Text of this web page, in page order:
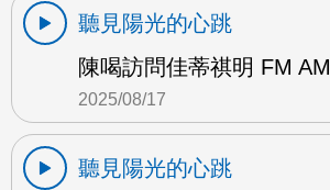
聽見陽光的心跳
陳喝訪問佳蒂祺明 FM AM
2025/08/17
聽見陽光的心跳